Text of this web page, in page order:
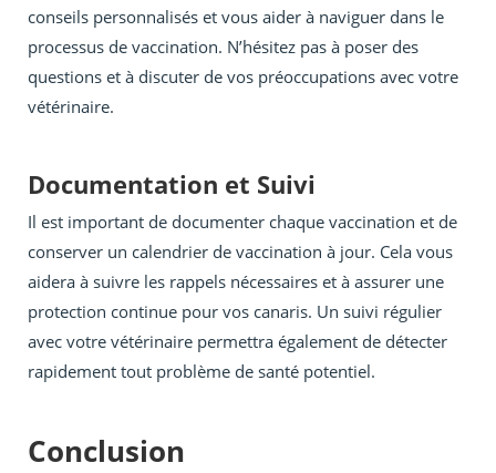
conseils personnalisés et vous aider à naviguer dans le
processus de vaccination. N’hésitez pas à poser des
questions et à discuter de vos préoccupations avec votre
vétérinaire.
Documentation et Suivi
Il est important de documenter chaque vaccination et de
conserver un calendrier de vaccination à jour. Cela vous
aidera à suivre les rappels nécessaires et à assurer une
protection continue pour vos canaris. Un suivi régulier
avec votre vétérinaire permettra également de détecter
rapidement tout problème de santé potentiel.
Conclusion